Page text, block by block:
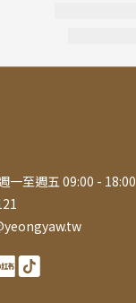
一至週五 09:00 - 18:00